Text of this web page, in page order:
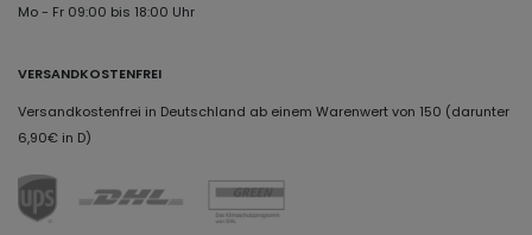
Mo - Fr 09:00 bis 18:00 Uhr
VERSANDKOSTENFREI
Versandkostenfrei in Deutschland ab einem Warenwert von 150 (darunter
6,90€ in D)